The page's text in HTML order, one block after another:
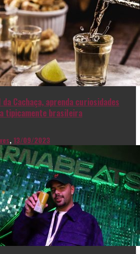
da Cachaça, aprenda curiosidades
tipicamente brasileira
,13/09/2023